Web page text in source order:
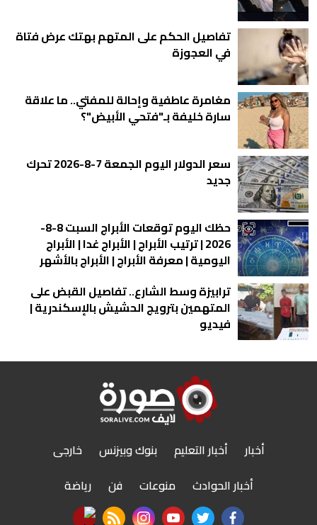
تفاصيل الحكم على المتهم بهتك عرض فتاة
في العجوزة
مغامرة عاطفية وإحالة للمفتي.. ما علاقة
سارة خليفة بـ"فتحي الأبيض"؟
سعر الدولار اليوم الجمعة 7-8-2026 تحرك
جديد
حظك اليوم توقعات الأبراج السبت 8-8-
2026 | ترتيب الأبراج | الأبراج غدا | الأبراج
اليومية | معرفة الأبراج | الأبراج بالأشهر
ترابيزة وسط الشارع.. تفاصيل القبض على
المتهمين بترويج الحشيش بالإسكندرية |
فيديو
أخبار أخبار التعليم بنوك وبيزنس
خارجى
أخبار الحوادث
منوعات فن
رياضة
facebook
twitter
youtube
instagram
rss feed
nabd app